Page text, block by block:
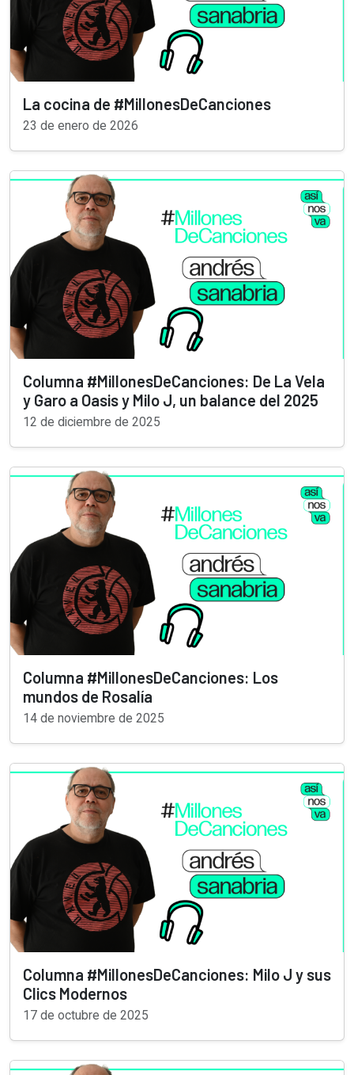
La cocina de #MillonesDeCanciones
23 de enero de 2026
Columna #MillonesDeCanciones: De La Vela
y Garo a Oasis y Milo J, un balance del 2025
12 de diciembre de 2025
Columna #MillonesDeCanciones: Los
mundos de Rosalía
14 de noviembre de 2025
Columna #MillonesDeCanciones: Milo J y sus
Clics Modernos
17 de octubre de 2025